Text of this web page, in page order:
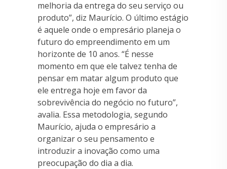
melhoria da entrega do seu serviço ou
produto”, diz Maurício. O último estágio
é aquele onde o empresário planeja o
futuro do empreendimento em um
horizonte de 10 anos. “É nesse
momento em que ele talvez tenha de
pensar em matar algum produto que
ele entrega hoje em favor da
sobrevivência do negócio no futuro”,
avalia. Essa metodologia, segundo
Maurício, ajuda o empresário a
organizar o seu pensamento e
introduzir a inovação como uma
preocupação do dia a dia.